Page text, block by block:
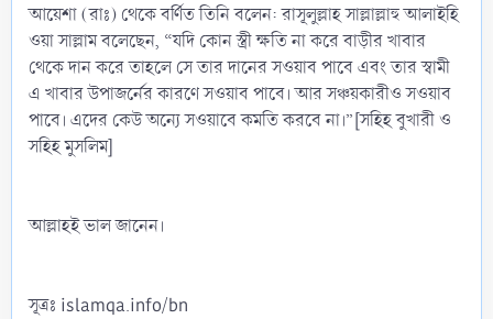
আয়েশা (রাঃ) থেকে বর্ণিত তিনি বলেন: রাসূলুল্লাহ সাল্লাল্লাহু আলাইহি
ওয়া সাল্লাম বলেছেন, “যদি কোন স্ত্রী ক্ষতি না করে বাড়ীর খাবার
থেকে দান করে তাহলে সে তার দানের সওয়াব পাবে এবং তার স্বামী
এ খাবার উপাজর্নের কারণে সওয়াব পাবে। আর সঞ্চয়কারীও সওয়াব
পাবে। এদের কেউ অন্যে সওয়াবে কমতি করবে না।”[সহিহ বুখারী ও
সহিহ মুসলিম]
আল্লাহই ভাল জানেন।
সূত্রঃ islamqa.info/bn